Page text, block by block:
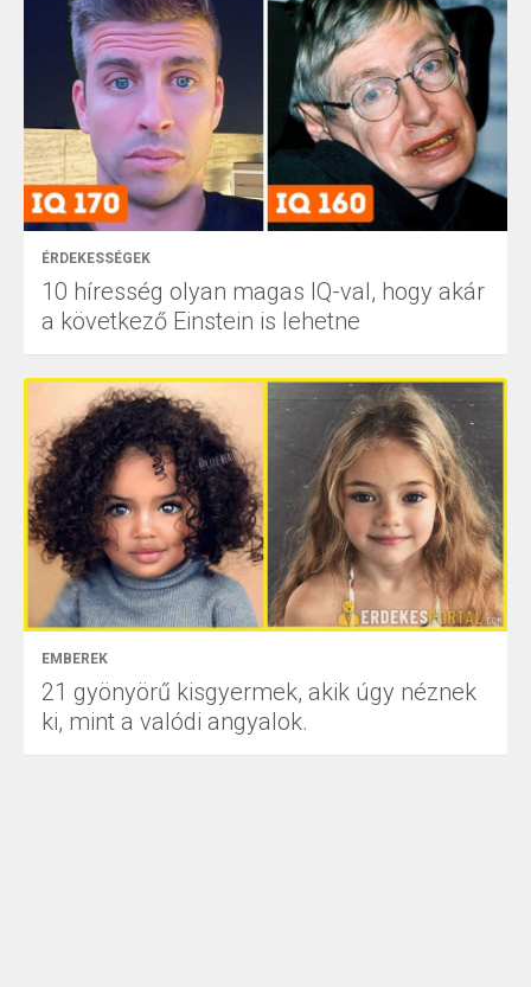
ÉRDEKESSÉGEK
10 híresség olyan magas IQ-val, hogy akár
a következő Einstein is lehetne
EMBEREK
21 gyönyörű kisgyermek, akik úgy néznek
ki, mint a valódi angyalok.